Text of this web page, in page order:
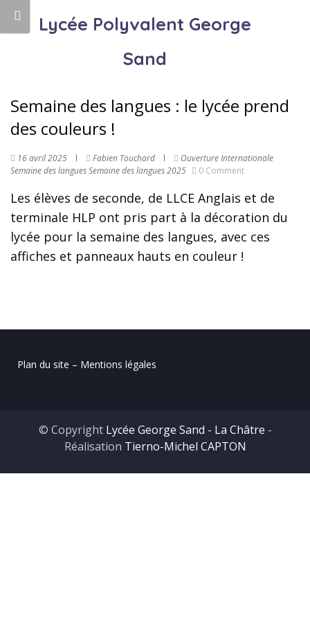
Lycée Polyvalent George
Sand
Semaine des langues : le lycée prend
des couleurs !
16 avril 2025 Fabien Touchard
Ouverture Internationale
Semaine des languesSemaine des langues 2025 0 Comment
Les élèves de seconde, de LLCE Anglais et de
terminale HLP ont pris part à la décoration du
lycée pour la semaine des langues, avec ces
affiches et panneaux hauts en couleur !
Plan du site – Mentions légales
© Copyright Lycée George Sand - La Châtre -
Réalisation Tierno-Michel CAPTON